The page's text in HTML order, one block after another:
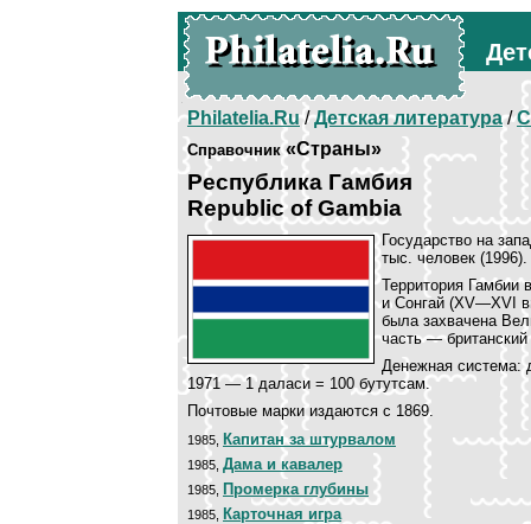
Philatelia.Ru/Детская литература/
Справочник«Страны»
Республика Гамбия
Republic of Gambia
Государство на
тыс. человек
Территория
и Сонгай (XV—XVI
была захвачена
часть —
Денежная система:
1971 — 1 даласи = 100 бутутсам.
Почтовые марки издаются с 1869.
1985, Капитан за штурвалом
1985, Дама и кавалер
1985, Промерка глубины
1985, Карточная игра